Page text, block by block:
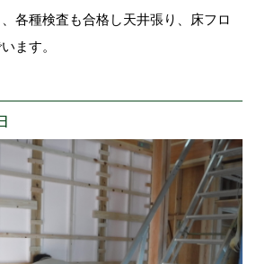
各種検査も合格し天井張り、床フロ
ます。